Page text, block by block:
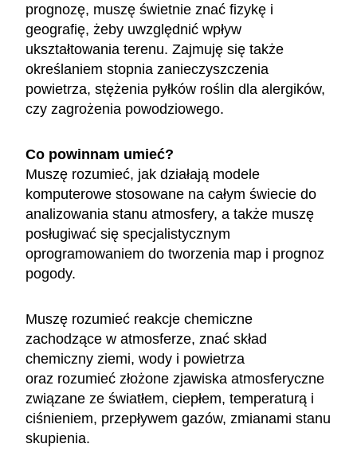
prognozę, muszę świetnie znać fizykę i
geografię, żeby uwzględnić wpływ
ukształtowania terenu. Zajmuję się także
określaniem stopnia zanieczyszczenia
powietrza, stężenia pyłków roślin dla alergików,
czy zagrożenia powodziowego.
Co powinnam umieć?
Muszę rozumieć, jak działają modele
komputerowe stosowane na całym świecie do
analizowania stanu atmosfery, a także muszę
posługiwać się specjalistycznym
oprogramowaniem do tworzenia map i prognoz
pogody.
Muszę rozumieć reakcje chemiczne
zachodzące w atmosferze, znać skład
chemiczny ziemi, wody i powietrza
oraz rozumieć złożone zjawiska atmosferyczne
związane ze światłem, ciepłem, temperaturą i
ciśnieniem, przepływem gazów, zmianami stanu
skupienia.